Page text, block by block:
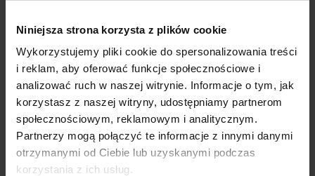
Niniejsza strona korzysta z plików cookie
Wykorzystujemy pliki cookie do spersonalizowania treści
i reklam, aby oferować funkcje społecznościowe i
analizować ruch w naszej witrynie. Informacje o tym, jak
korzystasz z naszej witryny, udostępniamy partnerom
społecznościowym, reklamowym i analitycznym.
Partnerzy mogą połączyć te informacje z innymi danymi
otrzymanymi od Ciebie lub uzyskanymi podczas
korzystania z ich usług.
zwierzętami? Jeśli oczami wyobraźni widzisz, jak na obicie Twojego
siedziska kłującą sierść…
Odetchnij z ulgą i uśmiechnij się. Wystarczy, że wybierzesz tkaninę
wyposażoną w jedną z ochronnych technologii i problem z głowy – a
Ty możesz wrócić do swoich przyjemności.
Sprawdź je w konfiguratorze po prawej stronie i dopasuj typ i kolor
tkaniny meblado tego, co Ci w duszy gra.